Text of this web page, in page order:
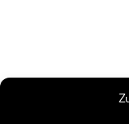
THWS | Fakultät